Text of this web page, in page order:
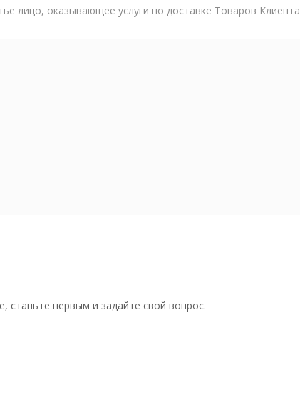
лицо, оказывающее услуги по доставке Товаров Клиента
станьте первым и задайте свой вопрос.